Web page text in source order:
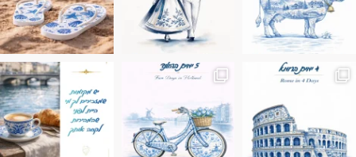
Instagram post
Instagram post 17994326828955248